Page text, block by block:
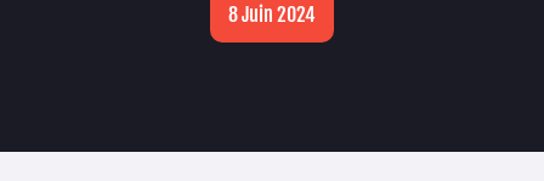
8 Juin 2024